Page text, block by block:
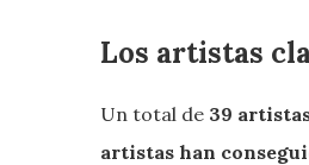
Los artistas
Un total de 39
artistas han